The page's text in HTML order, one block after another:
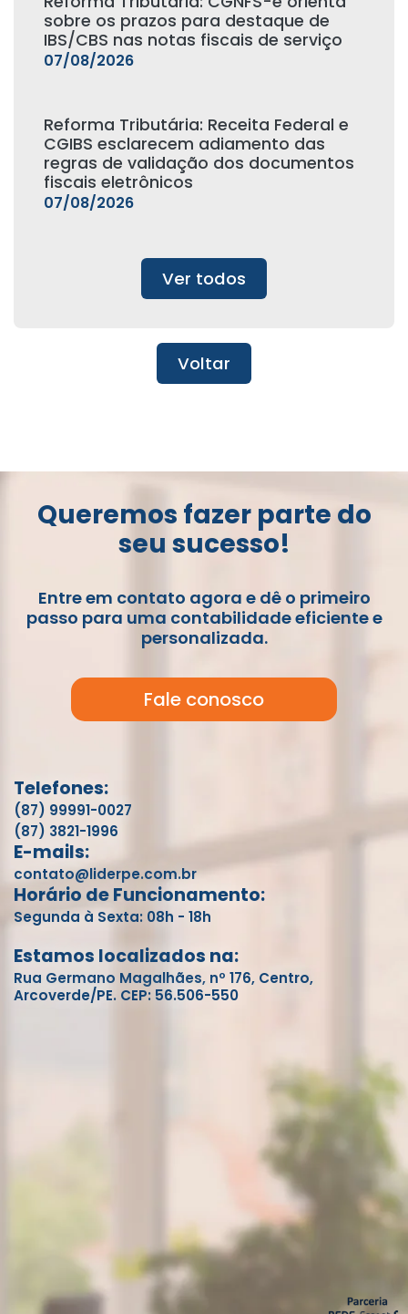
sobre os prazos para destaque de
IBS/CBS nas notas fiscais de serviço
07/08/2026
Reforma Tributária: Receita Federal e
CGIBS esclarecem adiamento das
regras de validação dos documentos
fiscais eletrônicos
07/08/2026
Ver todos
Voltar
Queremos fazer parte do
seu sucesso!
Entre em contato agora e dê o primeiro
passo para uma contabilidade eficiente e
personalizada.
Fale conosco
Telefones:
(87) 99991-0027
(87) 3821-1996
E-mails:
contato@liderpe.com.br
Horário de Funcionamento:
Segunda à Sexta: 08h - 18h
Estamos localizados na:
Rua Germano Magalhães, nº 176, Centro,
Arcoverde/PE. CEP: 56.506-550